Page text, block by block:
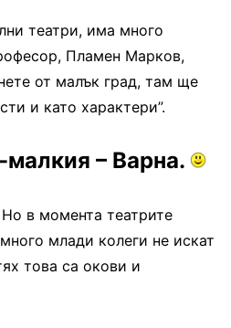
театри, има много
Пламен Марков,
от малък град, там ще
и като характери”.
– Варна.
в момента театрите
млади колеги не искат
това са окови и